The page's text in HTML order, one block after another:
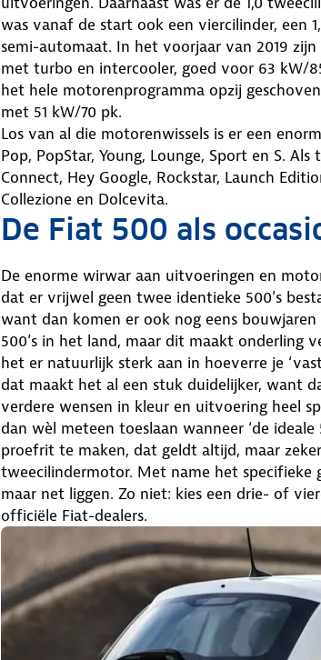
was vanaf de start ook een viercilinder, een
semi-automaat. In het voorjaar van 2019
met turbo en intercooler, goed voor 63 kW/
het hele motorenprogramma opzij
met 51 kW/70 pk.
Los van al die motorenwissels is er een
Pop, PopStar, Young, Lounge, Sport en S.
Connect, Hey Google, Rockstar, Launch
Collezione en Dolcevita.
De Fiat 500 als
De enorme wirwar aan uitvoeringen en
dat er vrijwel geen twee identieke 500’s
want dan komen er ook nog eens
500’s in het land, maar dit maakt onderling
het er natuurlijk sterk aan in hoeverre je
dat maakt het al een stuk duidelijker, want
verdere wensen in kleur en uitvoering heel
dan wèl meteen toeslaan wanneer ‘de
proefrit te maken, dat geldt altijd, maar
tweecilindermotor. Met name het
maar net liggen. Zo niet: kies een drie- of
officiële Fiat-dealers.